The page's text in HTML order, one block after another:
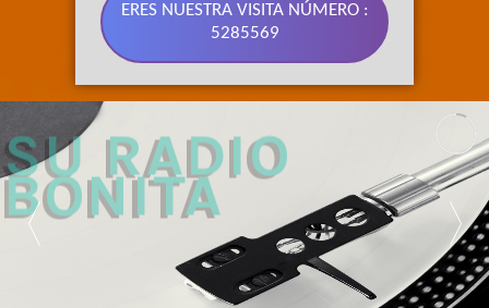
ERES NUESTRA VISITA NÚMERO :
5285569
89.3 FM
SU RADIO
BONITA